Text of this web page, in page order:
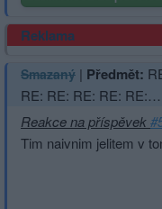
Reklama
Smazaný | Předmět:
RE: RE: RE: RE: RE:…
Reakce na příspěvek
Tim naivnim jelitem v